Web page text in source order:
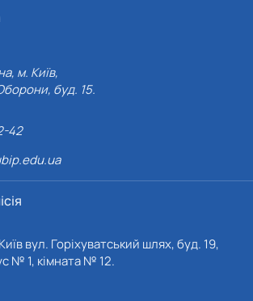
м. Київ,
буд. 15.
42
вул. Горіхуватський шлях, буд. 19,
№ 1, кімната № 12.